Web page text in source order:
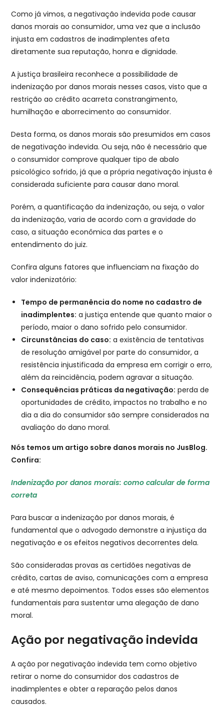
Como já vimos, a negativação indevida pode causar
danos morais ao consumidor, uma vez que a inclusão
injusta em cadastros de inadimplentes afeta
diretamente sua reputação, honra e dignidade.
A justiça brasileira reconhece a possibilidade de
indenização por danos morais nesses casos, visto que a
restrição ao crédito acarreta constrangimento,
humilhação e aborrecimento ao consumidor.
Desta forma, os danos morais são presumidos em casos
de negativação indevida. Ou seja, não é necessário que
o consumidor comprove qualquer tipo de abalo
psicológico sofrido, já que a própria negativação injusta é
considerada suficiente para causar dano moral.
Porém, a quantificação da indenização, ou seja, o valor
da indenização, varia de acordo com a gravidade do
caso, a situação econômica das partes e o
entendimento do juiz.
Confira alguns fatores que influenciam na fixação do
valor indenizatório:
Tempo de permanência do nome no cadastro de
inadimplentes: a justiça entende que quanto maior o
período, maior o dano sofrido pelo consumidor.
Circunstâncias do caso: a existência de tentativas
de resolução amigável por parte do consumidor, a
resistência injustificada da empresa em corrigir o erro,
além da reincidência, podem agravar a situação.
Consequências práticas da negativação: perda de
oportunidades de crédito, impactos no trabalho e no
dia a dia do consumidor são sempre considerados na
avaliação do dano moral.
Nós temos um artigo sobre danos morais no JusBlog.
Confira:
Indenização por danos morais: como calcular de forma
correta
Para buscar a indenização por danos morais, é
fundamental que o advogado demonstre a injustiça da
negativação e os efeitos negativos decorrentes dela.
São consideradas provas as certidões negativas de
crédito, cartas de aviso, comunicações com a empresa
e até mesmo depoimentos. Todos esses são elementos
fundamentais para sustentar uma alegação de dano
moral.
Ação por negativação indevida
A ação por negativação indevida tem como objetivo
retirar o nome do consumidor dos cadastros de
inadimplentes e obter a reparação pelos danos
causados.